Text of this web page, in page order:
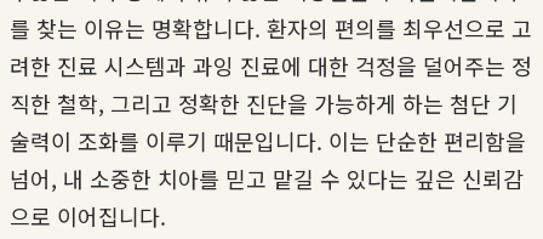
를 찾는 이유는 명확합니다. 환자의 편의를 최우선으로 고
려한 진료 시스템과 과잉 진료에 대한 걱정을 덜어주는 정
직한 철학, 그리고 정확한 진단을 가능하게 하는 첨단 기
술력이 조화를 이루기 때문입니다. 이는 단순한 편리함을
넘어, 내 소중한 치아를 믿고 맡길 수 있다는 깊은 신뢰감
으로 이어집니다.